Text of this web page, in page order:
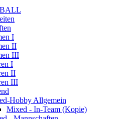
I
II
III
I
II
III
Hobby Allgemein
Mixed - In-Team (Kopie)